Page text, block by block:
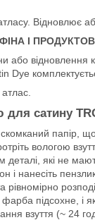
Відновлює
І
відновлення
Dye
сатину
скомканий папір,
вологою
які не
і нанесіть
підсохне,
взуття (~ 24